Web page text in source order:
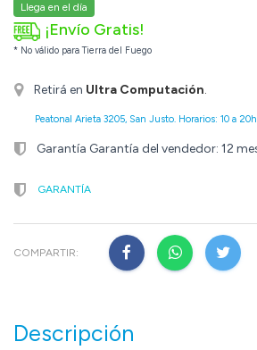
Llega en el día
¡Envío Gratis!
* No válido para Tierra del Fuego
Retirá en Ultra Computación.
Peatonal Arieta 3205, San Justo. Horarios: 10 a
Garantía Garantía del vendedor: 12
GARANTÍA
COMPARTIR:
Descripción